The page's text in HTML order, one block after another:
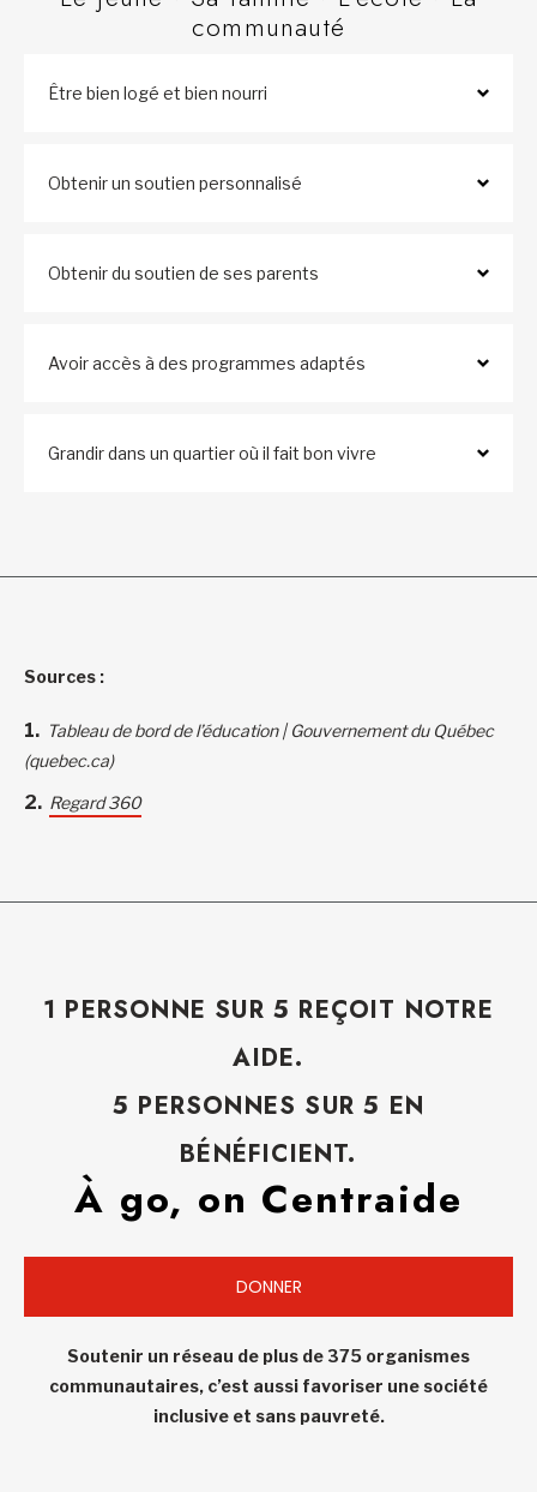
communauté
Être bien logé et bien nourri
Obtenir un soutien personnalisé
Obtenir du soutien de ses parents
Avoir accès à des programmes adaptés
Grandir dans un quartier où il fait bon vivre
Sources :
Tableau de bord de l’éducation | Gouvernement du Québec
(quebec.ca)
Regard 360
1 PERSONNE SUR 5 REÇOIT NOTRE
AIDE.
5 PERSONNES SUR 5 EN
BÉNÉFICIENT.
À go, on Centraide
DONNER
Soutenir un réseau de plus de 375 organismes
communautaires, c’est aussi favoriser une société
inclusive et sans pauvreté.